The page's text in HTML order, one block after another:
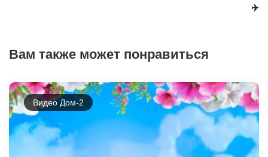
✈️
Вам также может понравиться
Видео Дом-2